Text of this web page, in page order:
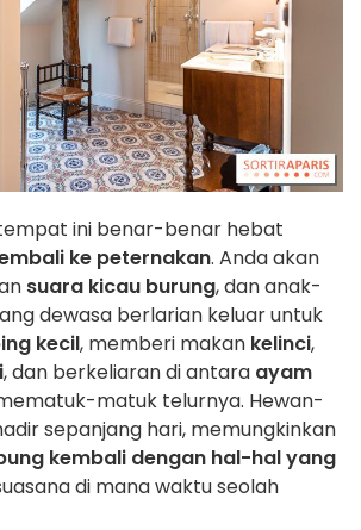
ini benar-benar hebat
ke peternakan. Anda akan
suara kicau burung, dan anak-
dewasa berlarian keluar untuk
kecil, memberi makan kelinci,
, dan berkeliaran di antara ayam
matuk telurnya. Hewan-
sepanjang hari, memungkinkan
kembali dengan hal-hal yang
di mana waktu seolah